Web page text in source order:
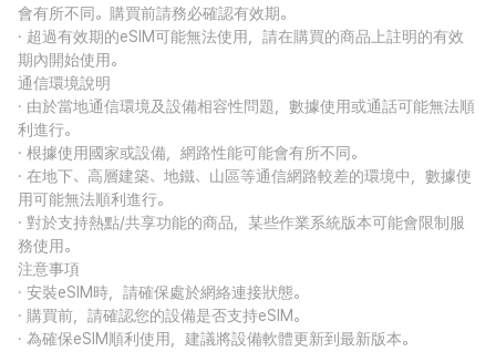
會有所不同。購買前請務必確認有效期。
· 超過有效期的eSIM可能無法使用，請在購買的商品上註明的有效
期內開始使用。
通信環境說明
· 由於當地通信環境及設備相容性問題，數據使用或通話可能無法順
利進行。
· 根據使用國家或設備，網路性能可能會有所不同。
· 在地下、高層建築、地鐵、山區等通信網路較差的環境中，數據使
用可能無法順利進行。
· 對於支持熱點/共享功能的商品，某些作業系統版本可能會限制服
務使用。
注意事項
· 安裝eSIM時，請確保處於網絡連接狀態。
· 購買前，請確認您的設備是否支持eSIM。
· 為確保eSIM順利使用，建議將設備軟體更新到最新版本。